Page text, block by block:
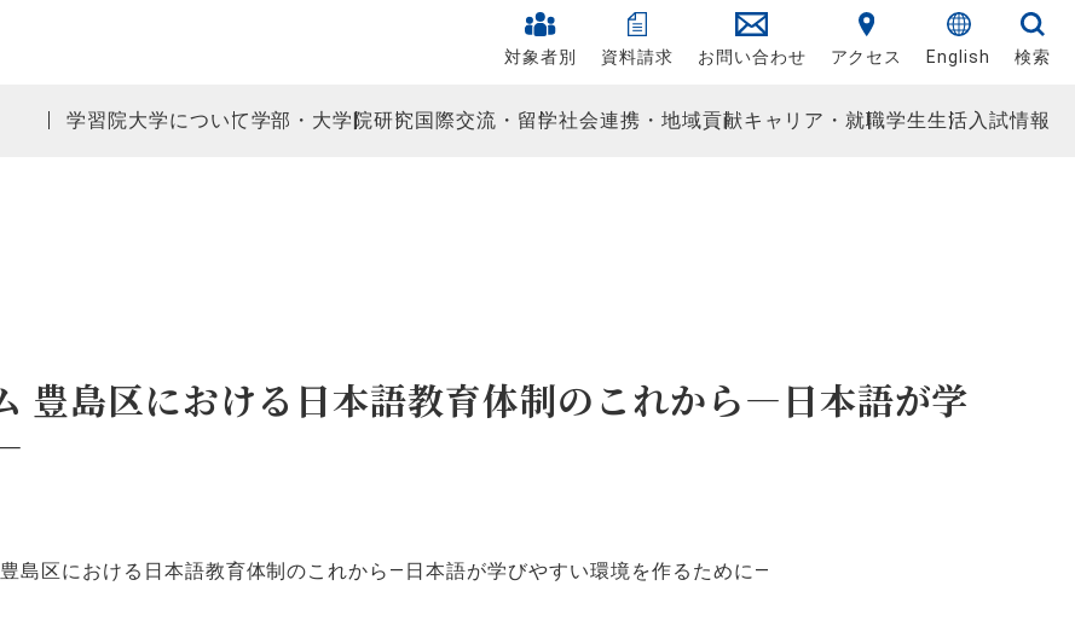
対象者別 資料請求 お問い合わせ アクセス English 検索
学習院大学について学部・大学院研究国際交流・留学社会連携・地域貢献キャリア・就職学生生活入試情報
豊島区における日本語教育体制のこれから―日本語が学
―
島区における日本語教育体制のこれから―日本語が学びやすい環境を作るために―